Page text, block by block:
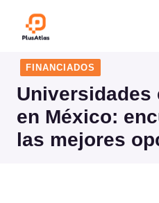
FINANCIADOS
Universidades
en México:
las mejores